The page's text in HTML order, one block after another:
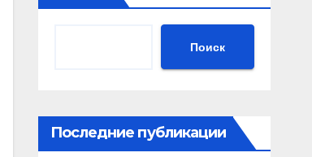
Поиск
Последние публикации